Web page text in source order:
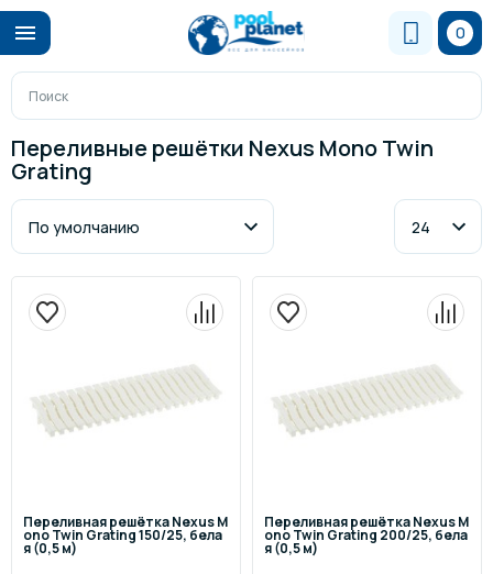
0
Переливные решётки Nexus Mono Twin
Grating
Переливная решётка Nexus M
ono Twin Grating 150/25, бела
я (0,5 м)
Переливная решётка Nexus M
ono Twin Grating 200/25, бела
я (0,5 м)